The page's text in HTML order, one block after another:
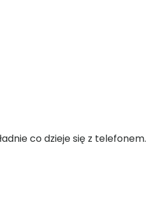
co dzieje się z telefonem.